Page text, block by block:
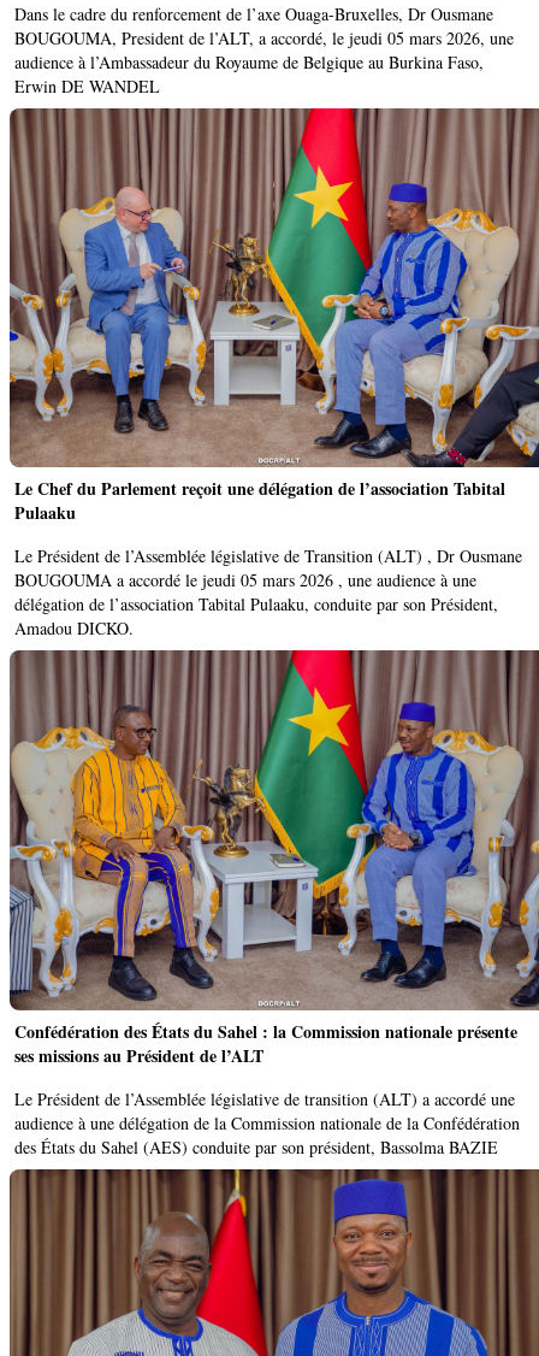
Dans le cadre du renforcement de l’axe Ouaga-Bruxelles, Dr Ousmane
BOUGOUMA, President de l’ALT, a accordé, le jeudi 05 mars 2026, une
audience à l’Ambassadeur du Royaume de Belgique au Burkina Faso,
Erwin DE WANDEL
Le Chef du Parlement reçoit une délégation de l’association Tabital
Pulaaku
Le Président de l’Assemblée législative de Transition (ALT) , Dr Ousmane
BOUGOUMA a accordé le jeudi 05 mars 2026 , une audience à une
délégation de l’association Tabital Pulaaku, conduite par son Président,
Amadou DICKO.
Confédération des États du Sahel : la Commission nationale présente
ses missions au Président de l’ALT
Le Président de l’Assemblée législative de transition (ALT) a accordé une
audience à une délégation de la Commission nationale de la Confédération
des États du Sahel (AES) conduite par son président, Bassolma BAZIE